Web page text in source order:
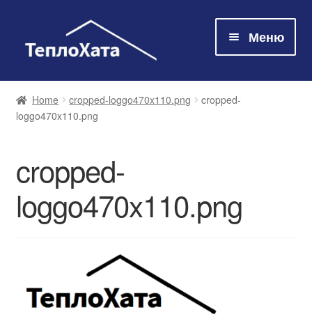
Меню
Магазин
Про нас
Контакти
Оплата та доставка
Home cropped-loggo470x110.png
cropped-
loggo470x110.png
cropped-
loggo470x110.png